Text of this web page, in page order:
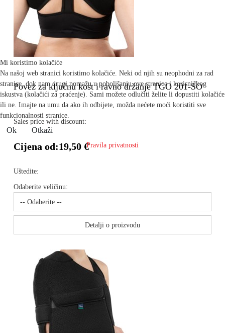
Povez za ključnu kost i ravno držanje TGO 201-SO
Sales price with discount:
Cijena od:19,50 €
Uštedite:
Odaberite veličinu:
Detalji o proizvodu
Mi koristimo kolačiće
Na našoj web stranici koristimo kolačiće. Neki od njih su neophodni za rad
stranice, dok nam drugi pomažu u poboljšanju ove stranice i korisničkog
iskustva (kolačići za praćenje). Sami možete odlučiti želite li dopustiti kolačiće
ili ne. Imajte na umu da ako ih odbijete, možda nećete moći koristiti sve
funkcionalnosti stranice.
Ok Otkaži
Pravila privatnosti